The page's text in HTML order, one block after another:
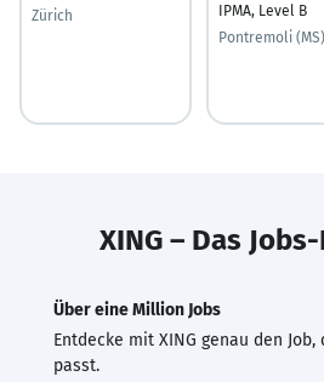
Zürich
IPMA, Level B
Pontremoli (MS)
XING – Das
Über eine Million Jobs
Entdecke mit XING genau den
passt.